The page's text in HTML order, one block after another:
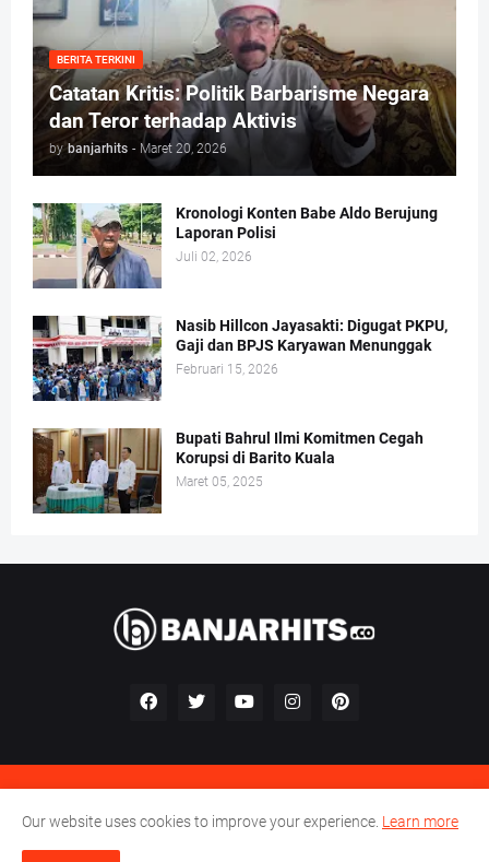
BERITA TERKINI
Catatan Kritis: Politik Barbarisme Negara
dan Teror terhadap Aktivis
by banjarhits - Maret 20, 2026
Kronologi Konten Babe Aldo Berujung
Laporan Polisi
Juli 02, 2026
Nasib Hillcon Jayasakti: Digugat PKPU,
Gaji dan BPJS Karyawan Menunggak
Februari 15, 2026
Bupati Bahrul Ilmi Komitmen Cegah
Korupsi di Barito Kuala
Maret 05, 2025
Pedoman Media Siber
Our website uses cookies to improve your experience. Learn more